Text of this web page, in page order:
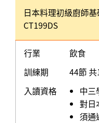
日本料理初級廚師
CT199DS
行業
飲食
訓練期
44節
入讀資格
中三
對日
須通